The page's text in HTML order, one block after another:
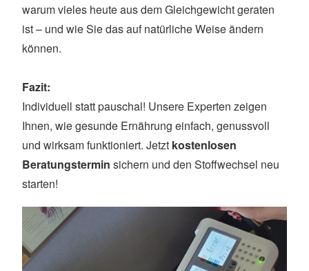
warum vieles heute aus dem Gleichgewicht geraten
ist – und wie Sie das auf natürliche Weise ändern
können.
Fazit:
Individuell statt pauschal! Unsere Experten zeigen
Ihnen, wie gesunde Ernährung einfach, genussvoll
und wirksam funktioniert. Jetzt kostenlosen
Beratungstermin sichern und den Stoffwechsel neu
starten!